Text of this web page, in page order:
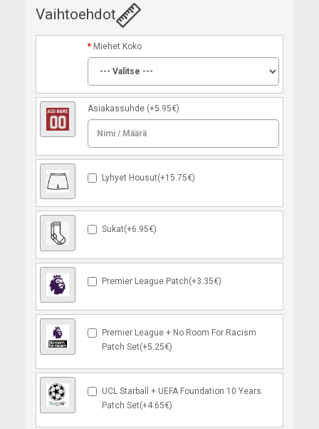
Vaihtoehdot
Miehet Koko
Asiakassuhde (+5.95€)
Lyhyet Housut(+15.75€)
Sukat(+6.95€)
Premier League Patch(+3.35€)
Premier League + No Room For Racism
Patch Set(+5.25€)
UCL Starball + UEFA Foundation 10 Years
Patch Set(+4.65€)